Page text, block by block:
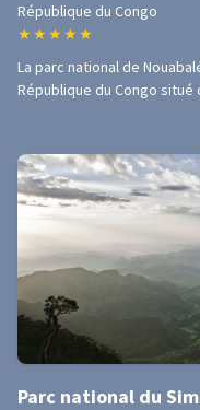
République du Congo
★ ★ ★ ★ ★
La parc national de
République du Congo situé
Parc national du